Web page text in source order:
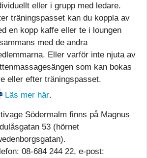
eller i grupp med ledare.
träningspasset kan du koppla av
en kopp kaffe eller te i loungen
med de andra
Eller varför inte njuta av
som kan bokas
eller efter träningspasset.
Läs mer här.
Södermalm finns på Magnus
53 (hörnet
08-684 244 22, e-post: